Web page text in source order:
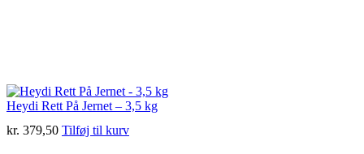
Heydi Rett På Jernet – 3,5 kg
kr. 379,50 Tilføj til kurv